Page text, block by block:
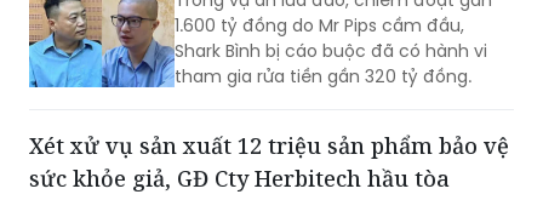
1.600 tỷ đồng do Mr Pips cầm đầu,
Shark Bình bị cáo buộc đã có hành vi
tham gia rửa tiền gần 320 tỷ đồng.
Xét xử vụ sản xuất 12 triệu sản phẩm bảo vệ
sức khỏe giả, GĐ Cty Herbitech hầu tòa